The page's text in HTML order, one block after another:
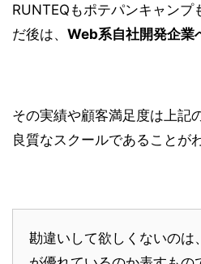
RUNTEQもポテパンキャンプ
だ後は、 Web系自社開発企業
その実績や顧客満足度は上記
良質なスクールであることが
勘違いして欲しくないのは